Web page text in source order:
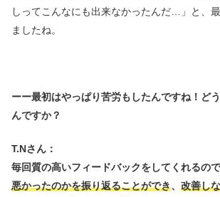
しってこんなにも出来なかったんだ…」と、
ましたね。
ーー最初はやっぱり苦労もしたんですね！ど
んですか？
T.Nさん：
毎回質の高いフィードバックをしてくれるので
悪かったのかを振り返ることができ、 改善し